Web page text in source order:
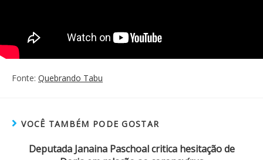
Fonte: Quebrando Tabu
VOCÊ TAMBÉM PODE GOSTAR
Deputada Janaina Paschoal critica hesitação de